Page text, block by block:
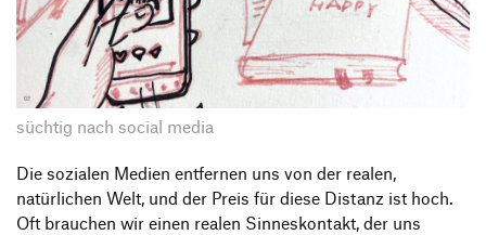
süchtig nach social media
Die sozialen Medien entfernen uns von der realen,
natürlichen Welt, und der Preis für diese Distanz ist hoch.
Oft brauchen wir einen realen Sinneskontakt, der uns